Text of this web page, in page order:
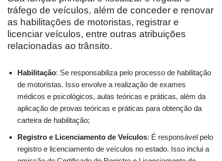
tráfego de veículos, além de conceder e renovar
as habilitações de motoristas, registrar e
licenciar veículos, entre outras atribuições
relacionadas ao trânsito.
Habilitação: Se responsabiliza pelo processo de habilitação
de motoristas. Isso envolve a realização de exames
médicos e psicológicos, aulas teóricas e práticas, além da
aplicação de provas teóricas e práticas para obtenção da
carteira de habilitação;
Registro e Licenciamento de Veículos: É responsável pelo
registro e licenciamento de veículos no estado. Isso inclui a